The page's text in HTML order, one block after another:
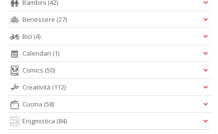
Bambini (42)
Benessere (27)
Bici (4)
Calendari (1)
Comics (50)
Creatività (112)
Cucina (58)
Enigmistica (84)